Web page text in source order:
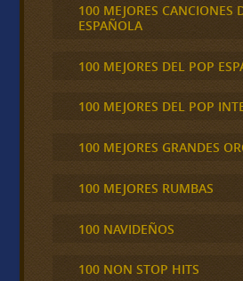
100 MEJORES CANCIONES
ESPAÑOLA
100 MEJORES DEL POP
100 MEJORES DEL POP
100 MEJORES GRANDES
100 MEJORES RUMBAS
100 NAVIDEÑOS
100 NON STOP HITS